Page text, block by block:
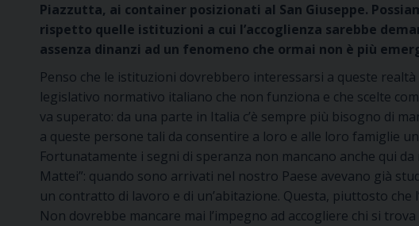
Piazzutta, ai container posizionati al San Giuseppe.
rispetto quelle istituzioni a cui l’accoglienza sarebbe
assenza dinanzi ad un fenomeno che ormai non è più
Penso che le istituzioni dovrebbero interessarsi a queste
legislativo normativo italiano che non funziona e che scelte
va superato: da una parte in Italia c’è sempre più bisogno di
a queste persone tali da consentire a loro e alle loro famiglie
Fortunatamente i segni di speranza non mancano anche qui
Mattei”: quando sono arrivati nel nostro Paese avevano già
un contratto di lavoro e di un’abitazione. Questa, piuttosto che
Non dovrebbe mancare mai l’impegno ad accogliere chi si